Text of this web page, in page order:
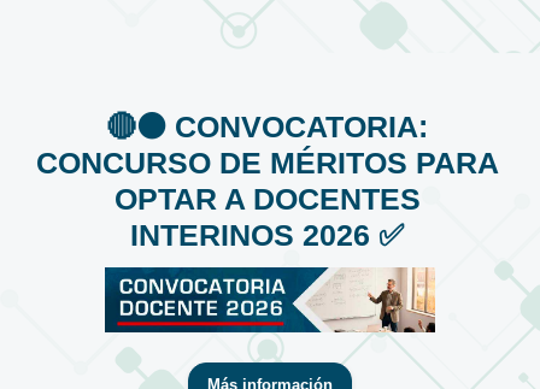
🔴⚫️ CONVOCATORIA:
CONCURSO DE MÉRITOS PARA
OPTAR A DOCENTES
INTERINOS 2026 ✅
Más información